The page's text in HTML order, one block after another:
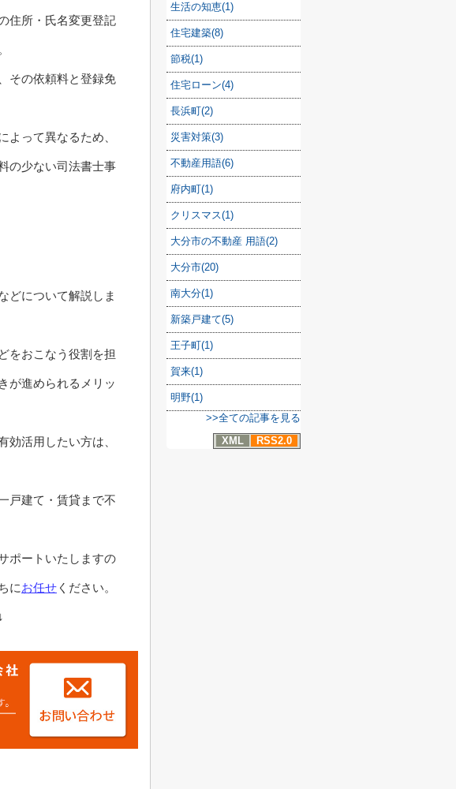
住所・氏名変更登記
その依頼料と登録免
よって異なるため、
の少ない司法書士事
どについて解説しま
をおこなう役割を担
が進められるメリッ
効活用したい方は、
戸建て・賃貸まで不
ポートいたしますの
にお任せ ください。
生活の知恵(1)
住宅建築(8)
節税(1)
住宅ローン(4)
長浜町(2)
災害対策(3)
不動産用語(6)
府内町(1)
クリスマス(1)
大分市の不動産 用語(2)
大分市(20)
南大分(1)
新築戸建て(5)
王子町(1)
賀来(1)
明野(1)
>>全ての記事を見る
XML
RSS2.0